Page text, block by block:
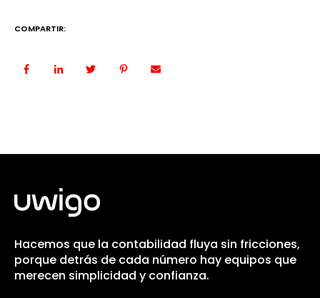
COMPARTIR:
Hacemos que la contabilidad fluya sin fricciones,
porque detrás de cada número hay equipos que
merecen simplicidad y confianza.